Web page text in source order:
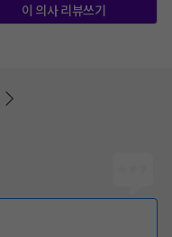
이 의사 리뷰쓰기